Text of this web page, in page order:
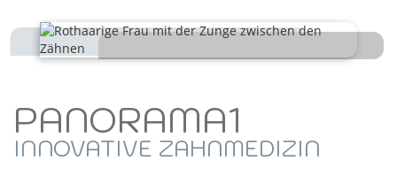
PANORAMA1
INNOVATIVE ZAHNMEDIZIN